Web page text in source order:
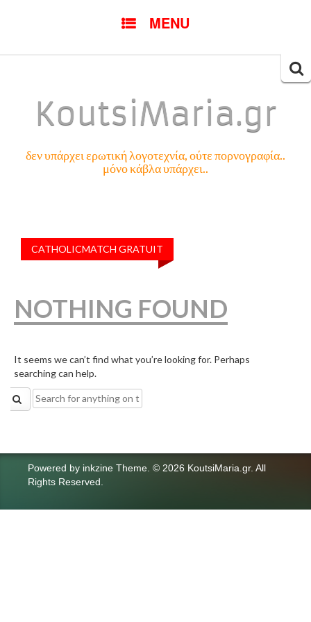
MENU
KoutsiMaria.gr
δεν υπάρχει ερωτική λογοτεχνία, ούτε πορνογραφία..
μόνο κάβλα υπάρχει..
CATHOLICMATCH GRATUIT
NOTHING FOUND
It seems we can’t find what you’re looking for. Perhaps
searching can help.
Search
for:
Powered by inkzine Theme © 2026 KoutsiMaria.gr. All
Rights Reserved.